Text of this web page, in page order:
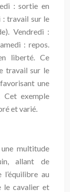
: sortie en
: travail sur le
Vendredi :
: repos.
liberté. Ce
travail sur le
une
Cet exemple
et varié.
multitude
allant de
au
le cavalier et